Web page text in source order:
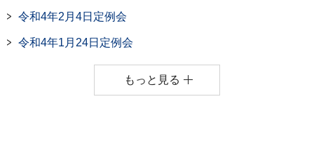
令和4年2月4日定例会
令和4年1月24日定例会
もっと見る